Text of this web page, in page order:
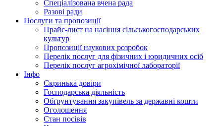
Спеціалізована вчена рада
Разові ради
Послуги та пропозиції
Прайс-лист на насіння сільськогосподарських
культур
Пропозиції наукових розробок
Перелік послуг для фізичних і юридичних осіб
Перелік послуг агрохімічної лабораторії
Інфо
Скринька довіри
Господарська діяльність
Обґрунтування закупівель за державні кошти
Оголошення
Стан посівів